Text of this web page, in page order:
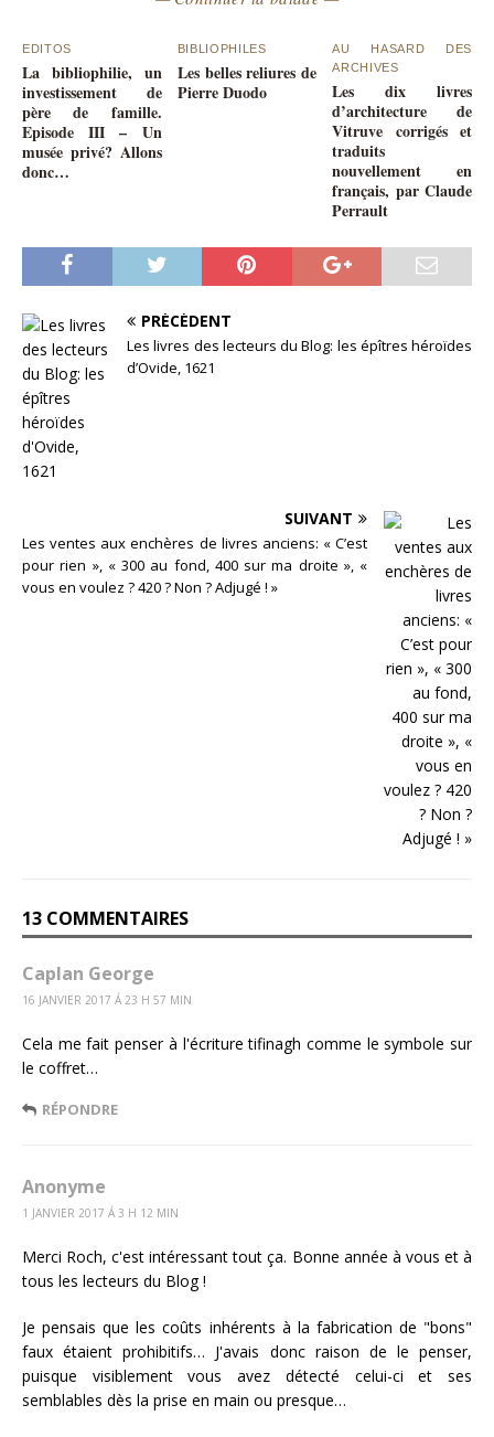
EDITOS
La bibliophilie, un
investissement de
père de famille.
Episode III – Un
musée privé? Allons
donc…
BIBLIOPHILES
Les belles reliures de
Pierre Duodo
AU HASARD DES
ARCHIVES
Les dix livres
d’architecture de
Vitruve corrigés et
traduits
nouvellement en
français, par Claude
Perrault
PRÉCÉDENT
Les livres des lecteurs du Blog: les épîtres héroïdes
d’Ovide, 1621
SUIVANT
Les ventes aux enchères de livres anciens: « C’est
pour rien », « 300 au fond, 400 sur ma droite », «
vous en voulez ? 420 ? Non ? Adjugé ! »
13 COMMENTAIRES
Caplan George
16 JANVIER 2017 Á 23 H 57 MIN
Cela me fait penser à l'écriture tifinagh comme le symbole sur
le coffret…
RÉPONDRE
Anonyme
1 JANVIER 2017 Á 3 H 12 MIN
Merci Roch, c'est intéressant tout ça. Bonne année à vous et à
tous les lecteurs du Blog !
Je pensais que les coûts inhérents à la fabrication de "bons"
faux étaient prohibitifs… J'avais donc raison de le penser,
puisque visiblement vous avez détecté celui-ci et ses
semblables dès la prise en main ou presque…